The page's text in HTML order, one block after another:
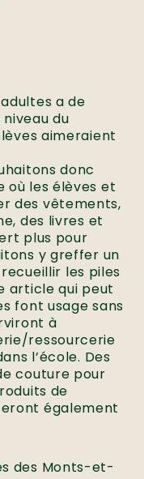
a de
du
aimeraient
donc
où les élèves et
des vêtements,
des livres et
plus pour
y greffer un
les piles
article qui peut
font usage sans
à
ressourcerie
l’école. Des
couture pour
de
également
des Monts-et-